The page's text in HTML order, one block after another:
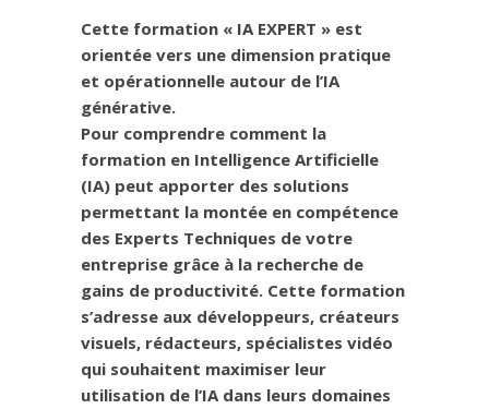
Cette formation « IA EXPERT » est
orientée vers une dimension pratique
et opérationnelle autour de l’IA
générative.
Pour comprendre comment la
formation en Intelligence Artificielle
(IA) peut apporter des solutions
permettant la montée en compétence
des Experts Techniques de votre
entreprise grâce à la recherche de
gains de productivité. Cette formation
s’adresse aux développeurs, créateurs
visuels, rédacteurs, spécialistes vidéo
qui souhaitent maximiser leur
utilisation de l’IA dans leurs domaines